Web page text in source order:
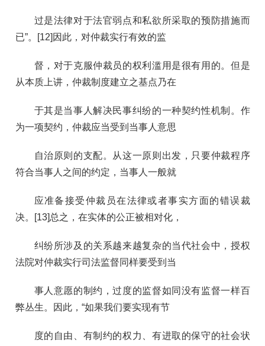
过是法律对于法官弱点和私欲所采取的预防措施而
已”。[12]因此，对仲裁实行有效的监
督，对于克服仲裁员的权利滥用是很有用的。但是
从本质上讲，仲裁制度建立之基点乃在
于其是当事人解决民事纠纷的一种契约性机制。作
为一项契约，仲裁应当受到当事人意思
自治原则的支配。从这一原则出发，只要仲裁程序
符合当事人之间的约定，当事人一般就
应准备接受仲裁员在法律或者事实方面的错误裁
决。[13]总之，在实体的公正被相对化，
纠纷所涉及的关系越来越复杂的当代社会中，授权
法院对仲裁实行司法监督同样要受到当
事人意愿的制约，过度的监督如同没有监督一样百
弊丛生。因此，“如果我们要实现有节
度的自由、有制约的权力、有进取的保守的社会状